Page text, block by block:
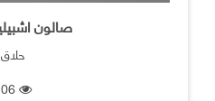
صالون
حلاق